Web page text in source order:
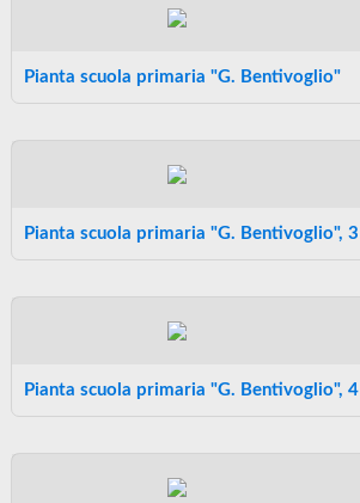
Pianta scuola primaria "G. Bentivoglio"
Pianta scuola primaria "G. Bentivoglio", 3
Pianta scuola primaria "G. Bentivoglio", 4